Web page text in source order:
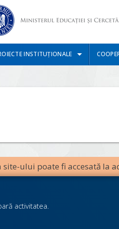
INSTITUȚIONALE
ului poate fi accesată la
activitatea.